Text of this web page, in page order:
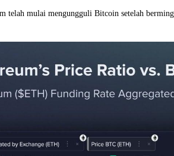
telah mulai mengungguli Bitcoin setelah